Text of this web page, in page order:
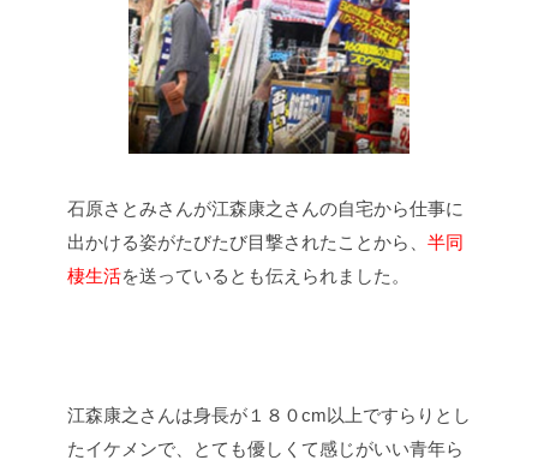
石原さとみさんが江森康之さんの自宅から仕事に
出かける姿がたびたび目撃されたことから、 半同
棲生活を送っているとも伝えられました。
江森康之さんは身長が１８０cm以上ですらりとし
たイケメンで、とても優しくて感じがいい青年ら